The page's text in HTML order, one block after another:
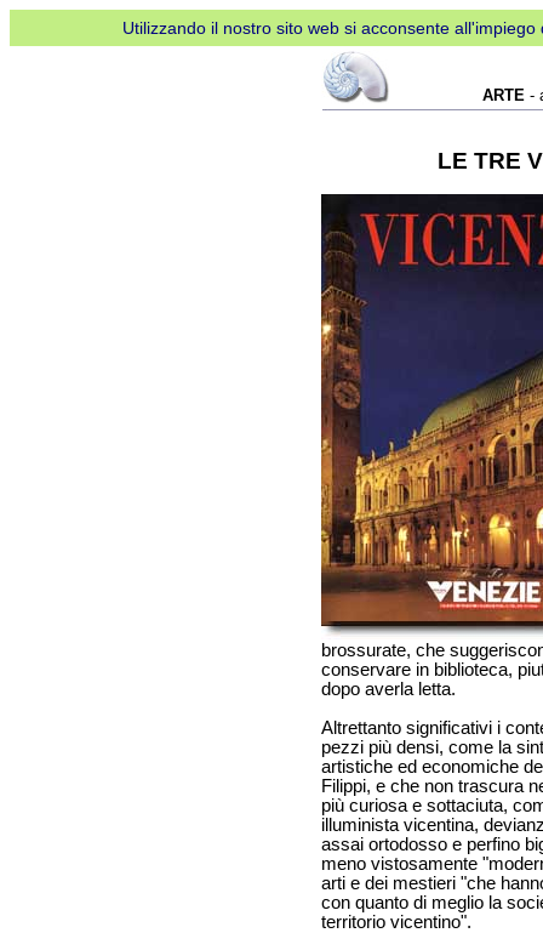
Utilizzando il nostro sito web si acconsente
ARTE -
LE TRE
brossurate, che
conservare in biblioteca,
dopo averla letta.
Altrettanto significativi i
pezzi più densi, come la
artistiche ed economiche
Filippi, e che non trascura
più curiosa e sottaciuta,
illuminista vicentina,
assai ortodosso e perfino
meno vistosamente
arti e dei mestieri "che
con quanto di meglio la
territorio vicentino".